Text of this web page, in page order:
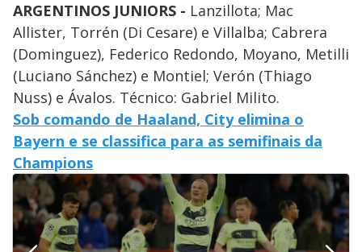
ARGENTINOS JUNIORS - Lanzillota; Mac
Allister, Torrén (Di Cesare) e Villalba; Cabrera
(Dominguez), Federico Redondo, Moyano, Metilli
(Luciano Sánchez) e Montiel; Verón (Thiago
Nuss) e Ávalos. Técnico: Gabriel Milito.
Sob comando de Haaland, City elimina o
Bayern e se classifica para as semifinais da
Champions